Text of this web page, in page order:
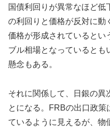
国債利回りが異常なほど
の利回りと価格が反対に動
価格が形成されているとい
ブル相場となっているとも
懸念もある。
それに関係して、日銀の異
とになる。FRBの出口政策
ているように見えるが、物